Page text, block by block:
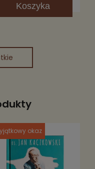
Koszyka
okaz